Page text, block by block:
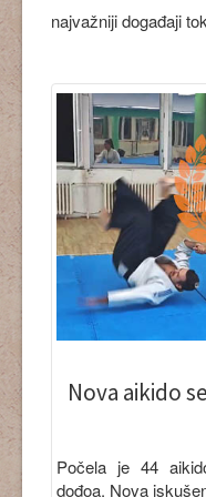
najvažniji događaji
Nova aikido
Počela je 44
dođoa. Nova